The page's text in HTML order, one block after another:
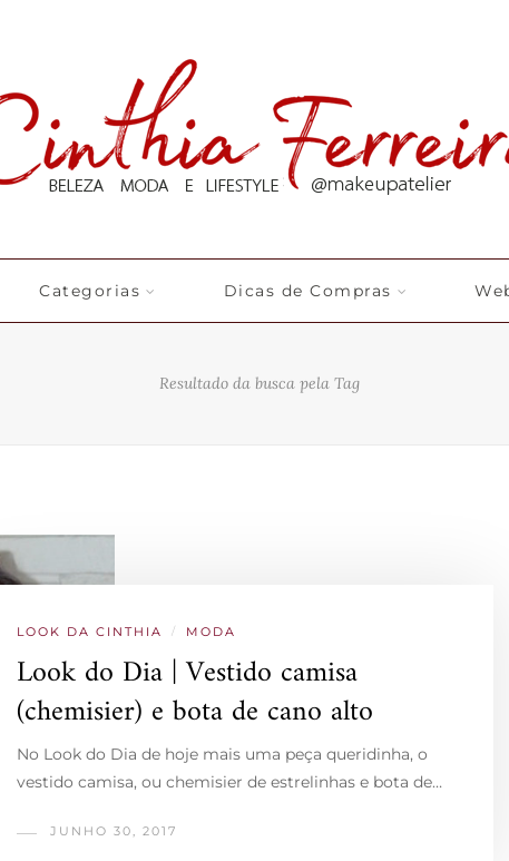
Categorias Dicas de Compras
Resultado da busca pela Tag
LOOK DA CINTHIA / MODA
Look do Dia | Vestido camisa
(chemisier) e bota de cano alto
No Look do Dia de hoje mais uma peça queridinha, o
vestido camisa, ou chemisier de estrelinhas e bota de…
JUNHO 30, 2017